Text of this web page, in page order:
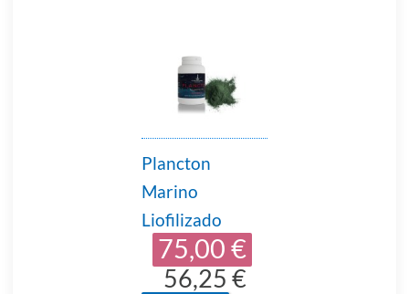
Plancton
Marino
Liofilizado
75,00 €
56,25 €